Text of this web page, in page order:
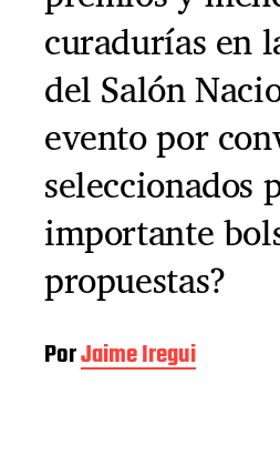
curadurías en
del Salón
evento por
seleccionados
importante
propuestas?
PorJaime Iregui